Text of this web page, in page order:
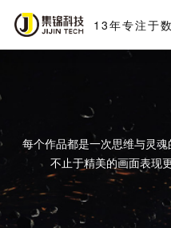
13年专注于数
每个作品都是一次思维与灵
不止于精美的画面表现